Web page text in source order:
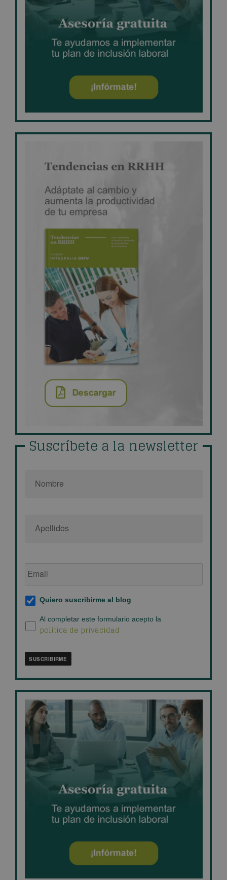
Suscríbete a la newsletter
de
Suscripción
al
blog
*
Quiero suscribirme al blog
Política
de
Al completar este formulario acepto la
política de privacidad
SUSCRIBIRME